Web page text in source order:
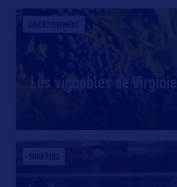
DIVERTISSEMENT
Les vignobles de Virginie
SHOPPING